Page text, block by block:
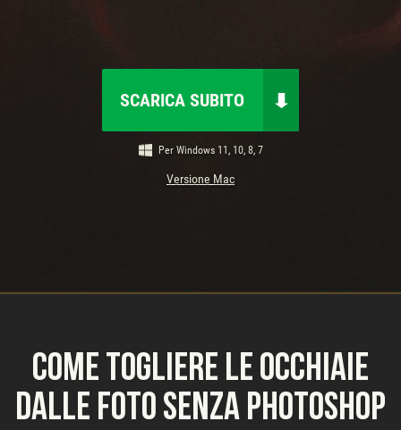
SCARICA SUBITO
Per Windows 11, 10, 8, 7
Versione Mac
Come togliere le occhiaie
dalle foto senza Photoshop